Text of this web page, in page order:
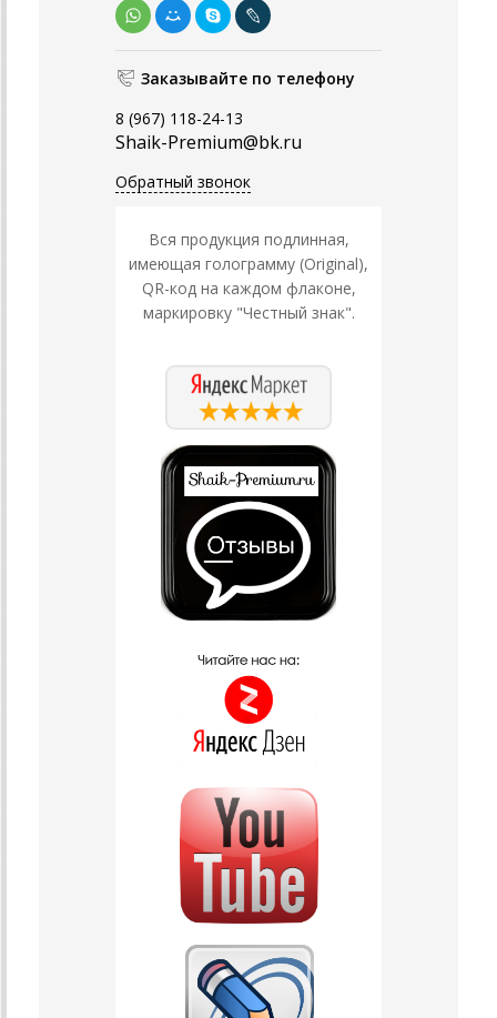
Заказывайте по телефону
8 (967) 118-24-13
Shaik-Premium@bk.ru
Обратный звонок
Вся продукция подлинная,
имеющая голограмму (Original),
QR-код на каждом флаконе,
маркировку "Честный знак".